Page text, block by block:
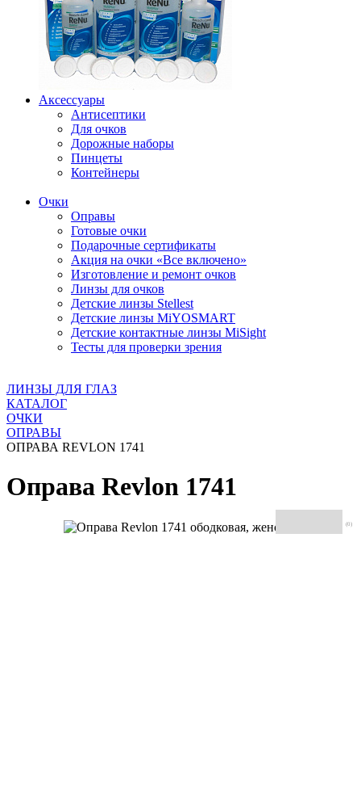
Аксессуары
Антисептики
Для очков
Дорожные наборы
Пинцеты
Контейнеры
Очки
Оправы
Готовые очки
Подарочные сертификаты
Акция на очки «Все включено»
Изготовление и ремонт очков
Линзы для очков
Детские линзы Stellest
Детские линзы MiYOSMART
Детские контактные линзы MiSight
Тесты для проверки зрения
ЛИНЗЫ ДЛЯ ГЛАЗ
КАТАЛОГ
ОЧКИ
ОПРАВЫ
ОПРАВА REVLON 1741
Оправа Revlon 1741
(0)